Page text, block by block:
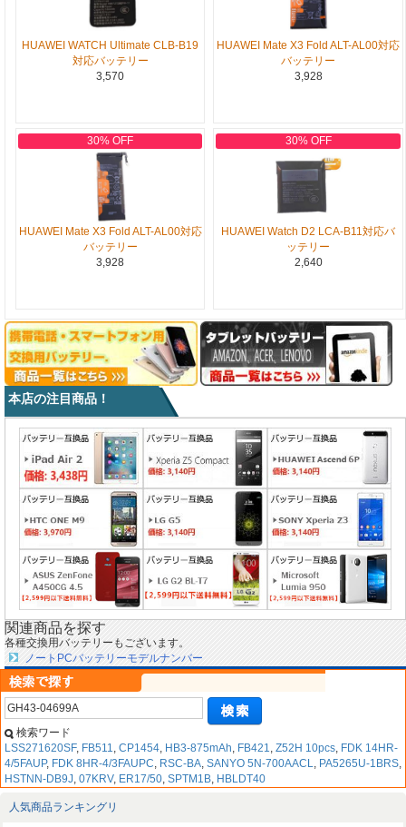
HUAWEI WATCH Ultimate CLB-B19
対応バッテリー
3,570
HUAWEI Mate X3 Fold ALT-AL00対応
バッテリー
3,928
30% OFF
HUAWEI Mate X3 Fold ALT-AL00対応
バッテリー
3,928
30% OFF
HUAWEI Watch D2 LCA-B11対応バ
ッテリー
2,640
本店の注目商品！
関連商品を探す
各種交換用バッテリーもございます。
ノートPCバッテリーモデルナンバー
検索ワード
LSS271620SF, FB511, CP1454, HB3-875mAh, FB421, Z52H 10pcs, FDK 14HR-
4/5FAUP, FDK 8HR-4/3FAUPC, RSC-BA, SANYO 5N-700AACL, PA5265U-1BRS,
HSTNN-DB9J, 07KRV, ER17/50, SPTM1B, HBLDT40
人気商品ランキングリ